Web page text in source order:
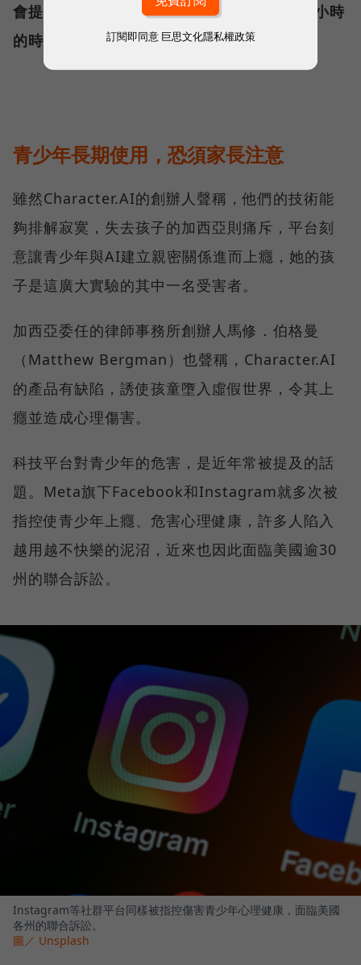
會提醒用戶AI並非真人，並在連續使用超過1小時
的時候給予提醒。
青少年長期使用，恐須家長注意
雖然Character.AI的創辦人聲稱，他們的技術能
夠排解寂寞，失去孩子的加西亞則痛斥，平台刻
意讓青少年與AI建立親密關係進而上癮，她的孩
子是這廣大實驗的其中一名受害者。
加西亞委任的律師事務所創辦人馬修．伯格曼
（Matthew Bergman）也聲稱，Character.AI
的產品有缺陷，誘使孩童墮入虛假世界，令其上
癮並造成心理傷害。
科技平台對青少年的危害，是近年常被提及的話
題。Meta旗下Facebook和Instagram就多次被
指控使青少年上癮、危害心理健康，許多人陷入
越用越不快樂的泥沼，近來也因此面臨美國逾30
州的聯合訴訟。
Instagram等社群平台同樣被指控傷害青少年心理健康，面臨美國
各州的聯合訴訟。
圖／ Unsplash
訂閱即同意 巨思文化隱私權政策